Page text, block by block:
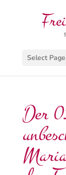
Select Page
Der